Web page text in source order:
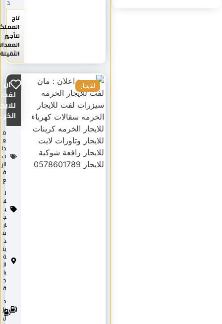
المملكة
لتأجير
المعدات
الثقيلة
مان
لفت
للايجار
الخر...
ت
ي
ة
ال
يز 0
2
للايجار